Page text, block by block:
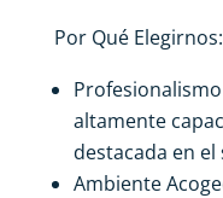
Por Qué Elegirnos:
altamente
destacada en el
Ambiente